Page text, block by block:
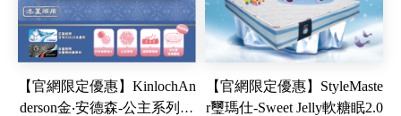
【官網限定優惠】KinlochAn
derson金‧安德森-公主系列-R
【官網限定優惠】StyleMaste
r璽瑪仕-Sweet Jelly軟糖眠2.0